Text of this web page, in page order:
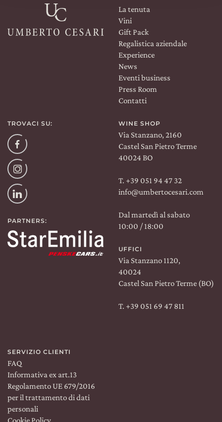
Facebook
La tenuta
Vini
Gift Pack
Regalistica aziendale
Experience
News
Eventi business
Press Room
Contatti
TROVACI SU:
Facebook
Instagram
Linkedin
PARTNERS:
WINE SHOP
Via Stanzano, 2160
Castel San Pietro Terme
40024 BO
T. +39 051 94 47 32
info@umbertocesari.com
Dal martedì al sabato
10:00 / 18:00
UFFICI
Via Stanzano 1120,
40024
Castel San Pietro Terme (BO)
T. +39 051 69 47 811
SERVIZIO CLIENTI
FAQ
Informativa ex art.13
Regolamento UE 679/2016
per il trattamento di dati
personali